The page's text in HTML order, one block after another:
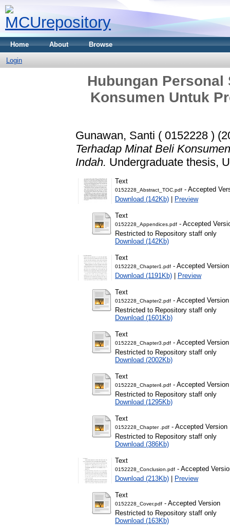
Home About Browse
Login
Hubungan
Konsumen Untuk
Gunawan, Santi ( 0152228 )
Terhadap Minat Beli
Indah. Undergraduate thesis,
Text
0152228_Abstract_TOC.pdf - Accepted
Download (142Kb) | Preview
Text
0152228_Appendices.pdf - Accepted
Restricted to Repository staff only
Download (142Kb)
Text
0152228_Chapter1.pdf - Accepted Version
Download (1191Kb) | Preview
Text
0152228_Chapter2.pdf - Accepted Version
Restricted to Repository staff only
Download (1601Kb)
Text
0152228_Chapter3.pdf - Accepted Version
Restricted to Repository staff only
Download (2002Kb)
Text
0152228_Chapter4.pdf - Accepted Version
Restricted to Repository staff only
Download (1295Kb)
Text
0152228_Chapter .pdf - Accepted Version
Restricted to Repository staff only
Download (386Kb)
Text
0152228_Conclusion.pdf - Accepted
Download (213Kb) | Preview
Text
0152228_Cover.pdf - Accepted Version
Restricted to Repository staff only
Download (163Kb)